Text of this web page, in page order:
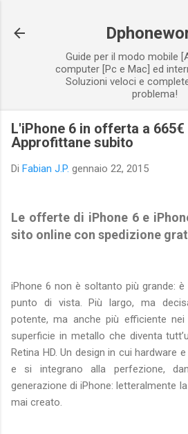
Guide per il modo mobile
computer [Pc e Mac] ed
Soluzioni veloci e
problema!
L'iPhone 6 in offerta a
Approfittane subito
Di Fabian J.P. gennaio 22, 2015
Le offerte di iPhone 6 e
sito online con spedizione
iPhone 6 non è soltanto più grande:
punto di vista. Più largo, ma
potente, ma anche più efficiente nei
superficie in metallo che diventa
Retina HD. Un design in cui hardware
e si integrano alla perfezione,
generazione di iPhone: letteralmente
mai creato.